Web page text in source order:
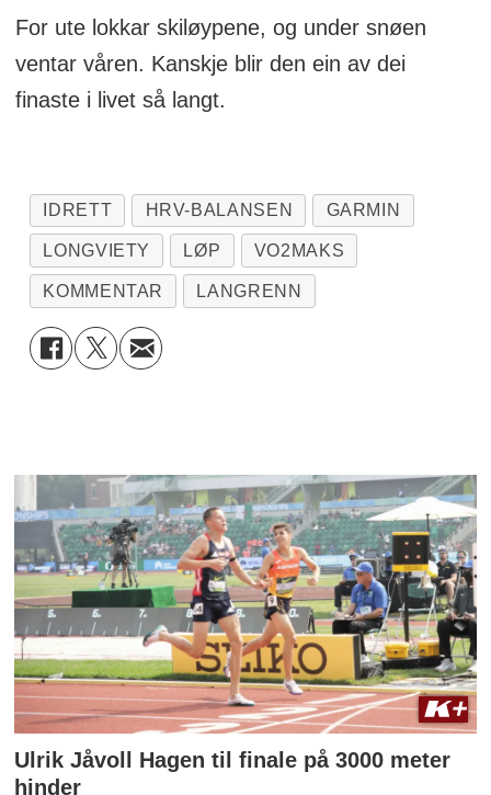
For ute lokkar skiløypene, og under snøen
ventar våren. Kanskje blir den ein av dei
finaste i livet så langt.
IDRETT HRV-BALANSEN GARMIN
LONGVIETY LØP VO2MAKS
KOMMENTAR LANGRENN
Ulrik Jåvoll Hagen til finale på 3000 meter
hinder